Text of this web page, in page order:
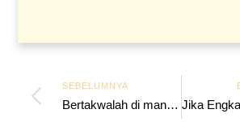
SEBELUMNYA
Bertakwalah di manapun Engkau Berada